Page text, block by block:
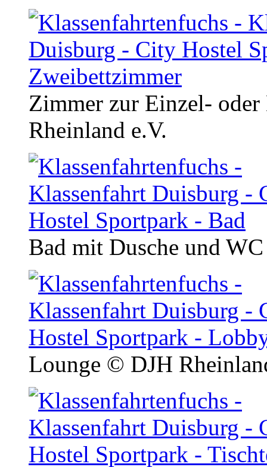
Zimmer zur Einzel-
Rheinland e.V.
Bad mit Dusche und
Lounge © DJH